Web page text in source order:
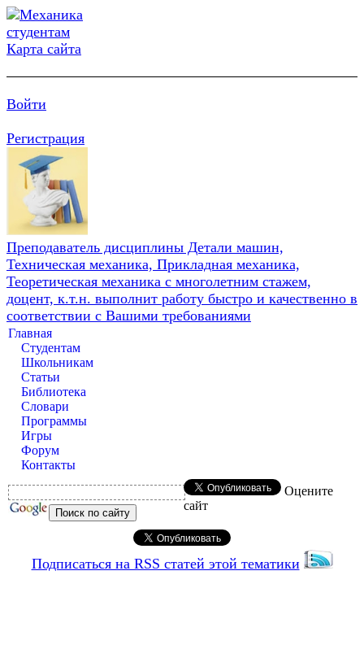
Карта сайта
Войти
Регистрация
Преподаватель дисциплины Детали машин,
Техническая механика, Прикладная механика,
Теоретическая механика с многолетним стажем,
доцент, к.т.н. выполнит работу быстро и качественно в
соответствии с Вашими требованиями
Главная
Студентам
Школьникам
Статьи
Библиотека
Словари
Программы
Игры
Форум
Контакты
Оцените
сайт
Подписаться на RSS статей этой тематики